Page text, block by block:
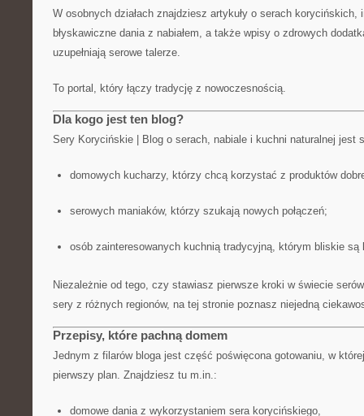
W osobnych działach znajdziesz artykuły o serach korycińskich,
błyskawiczne dania z nabiałem, a także wpisy o zdrowych
uzupełniają serowe talerze.
To portal, który łączy tradycję z nowoczesnością.
Dla kogo jest ten blog?
Sery Korycińskie | Blog o serach, nabiale i kuchni naturalnej jest
domowych kucharzy, którzy chcą korzystać z produktów
serowych maniaków, którzy szukają nowych połączeń;
osób zainteresowanych kuchnią tradycyjną, którym bliskie są
Niezależnie od tego, czy stawiasz pierwsze kroki w świecie
sery z różnych regionów, na tej stronie poznasz niejedną
Przepisy, które pachną domem
Jednym z filarów bloga jest część poświęcona gotowaniu, w
pierwszy plan. Znajdziesz tu m.in.:
domowe dania z wykorzystaniem sera korycińskiego,